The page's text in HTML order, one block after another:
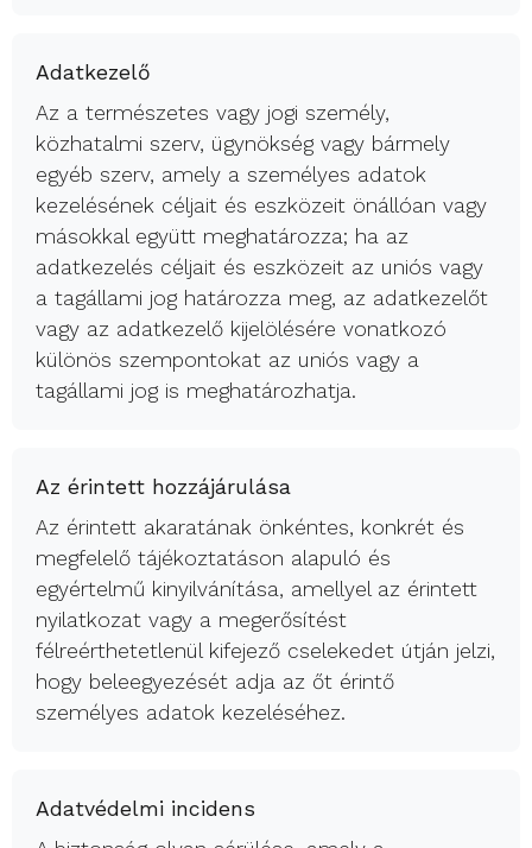
Adatkezelő
Az a természetes vagy jogi személy,
közhatalmi szerv, ügynökség vagy bármely
egyéb szerv, amely a személyes adatok
kezelésének céljait és eszközeit önállóan vagy
másokkal együtt meghatározza; ha az
adatkezelés céljait és eszközeit az uniós vagy
a tagállami jog határozza meg, az adatkezelőt
vagy az adatkezelő kijelölésére vonatkozó
különös szempontokat az uniós vagy a
tagállami jog is meghatározhatja.
Az érintett hozzájárulása
Az érintett akaratának önkéntes, konkrét és
megfelelő tájékoztatáson alapuló és
egyértelmű kinyilvánítása, amellyel az érintett
nyilatkozat vagy a megerősítést
félreérthetetlenül kifejező cselekedet útján jelzi,
hogy beleegyezését adja az őt érintő
személyes adatok kezeléséhez.
Adatvédelmi incidens